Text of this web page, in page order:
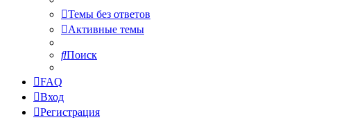
Темы без ответов
Активные темы
Поиск
FAQ
Вход
Регистрация